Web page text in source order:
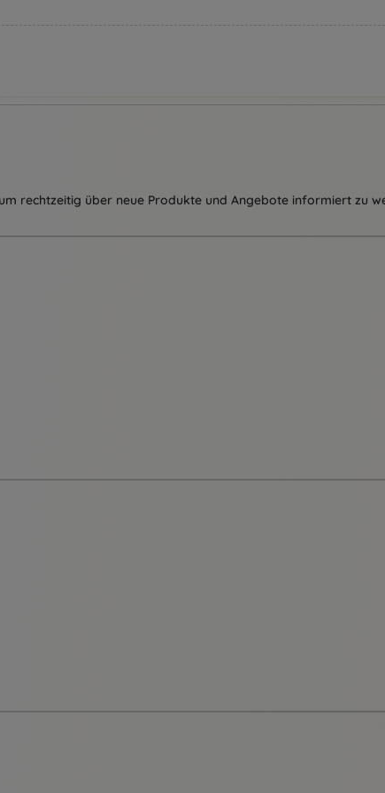
rechtzeitig über neue Produkte und Angebote informiert zu